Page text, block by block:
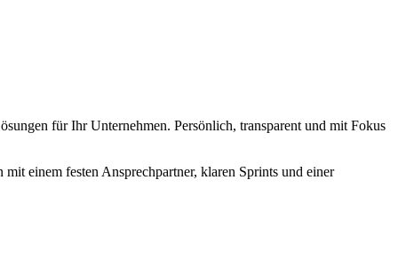
für Ihr Unternehmen. Persönlich, transparent und mit Fokus
einem festen Ansprechpartner, klaren Sprints und einer